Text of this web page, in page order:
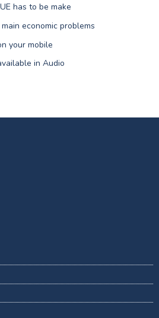
has to be make
economic problems
your mobile
in Audio